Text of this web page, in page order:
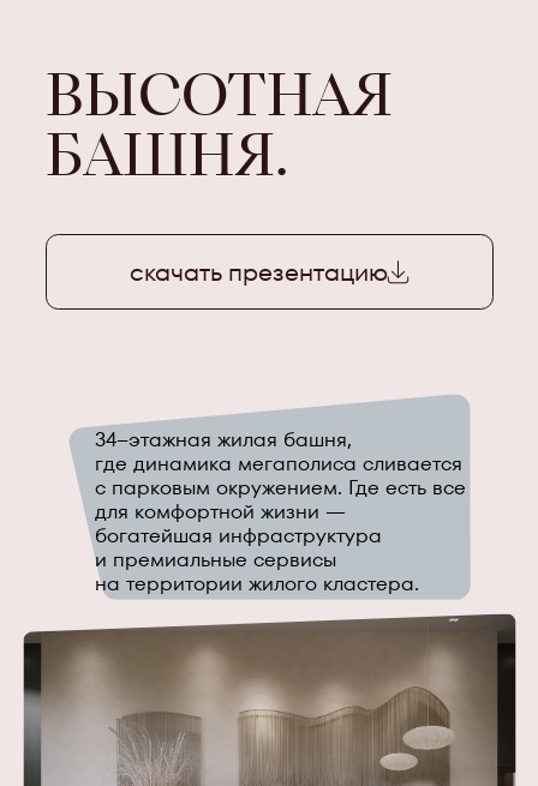
ВЫСОТНАЯ
БАШНЯ.
скачать презентацию
34–этажная жилая башня,
где динамика мегаполиса сливается
с парковым окружением. Где есть все
для комфортной жизни —
богатейшая инфраструктура
и премиальные сервисы
на территории жилого кластера.